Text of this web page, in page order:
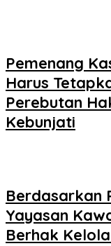
Pemenang
Harus
Perebutan
Kebunjati
Berdasarkan
Yayasan
Berhak